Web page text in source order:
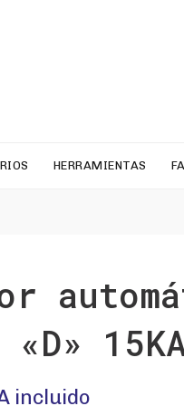
HERRAMIENTAS
«D»
incluido